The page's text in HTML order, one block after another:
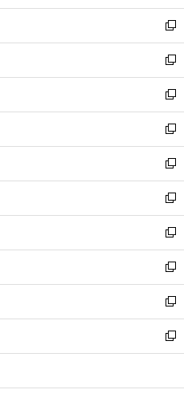
開
く
ウ
で
開
く
ン
ド
ウ
で
開
く
ウ
ィ
ン
ド
ウ
で
開
く
新
し
い
ウ
ィ
ン
ド
ウ
で
開
く
新
し
い
ウ
ィ
ン
ド
ウ
で
開
く
新
し
い
ウ
ィ
ン
ド
ウ
で
開
く
新
し
い
ウ
ィ
ン
ド
ウ
で
開
く
新
し
い
ウ
ィ
ン
ド
ウ
で
開
く
新
し
い
ウ
ィ
ン
ド
ウ
で
開
新
し
い
ウ
ィ
ン
ド
ウ
開
新
し
い
ウ
ィ
ン
ウ
新
し
い
ウ
ン
新
し
ウ